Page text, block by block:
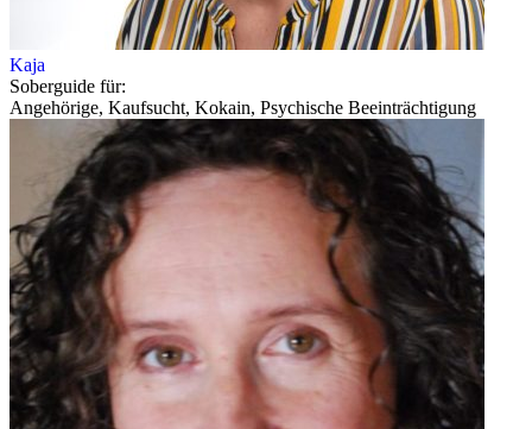
Kaja
Soberguide für:
Angehörige, Kaufsucht, Kokain, Psychische Beeinträchtigung